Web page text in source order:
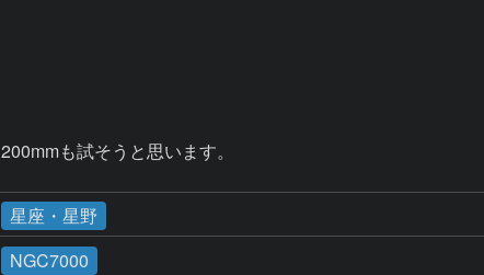
200mmも試そうと思います。
星座・星野
NGC7000